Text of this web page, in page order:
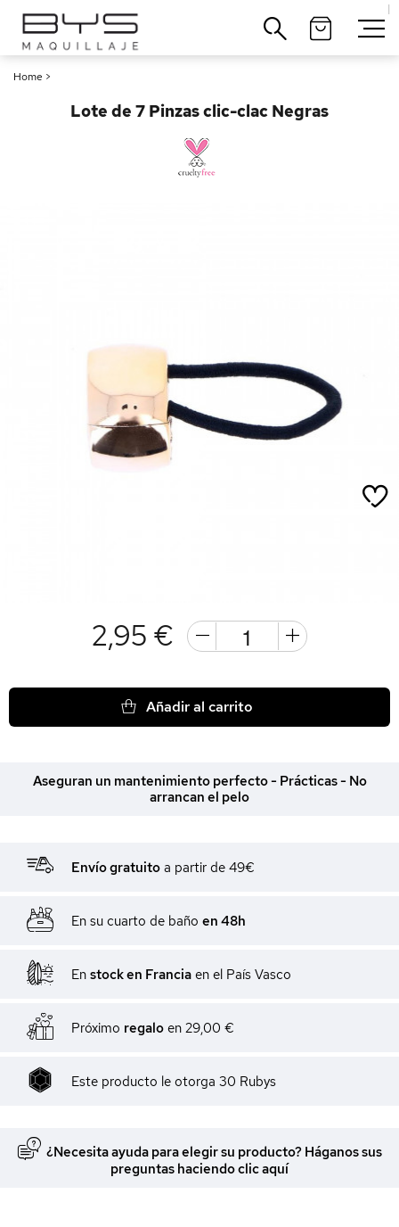
|
Home >
Lote de 7 Pinzas clic-clac Negras
2,95 €
Añadir al carrito
Aseguran un mantenimiento perfecto - Prácticas - No
arrancan el pelo
Envío gratuito a partir de 49€
En su cuarto de baño en 48h
En stock en Francia en el País Vasco
Próximo regalo en 29,00 €
Este producto le otorga 30 Rubys
¿Necesita ayuda para elegir su producto? Háganos sus
preguntas haciendo clic aquí
Cerrar